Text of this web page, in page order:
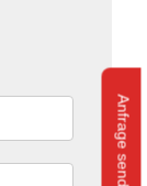
Anfrage senden